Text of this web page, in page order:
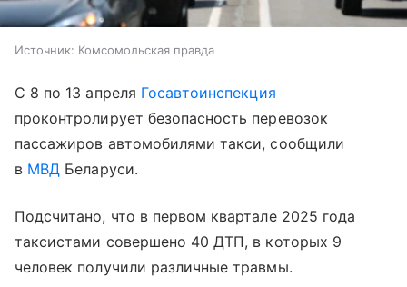
Источник: Комсомольская правда
С 8 по 13 апреля Госавтоинспекция
проконтролирует безопасность перевозок
пассажиров автомобилями такси, сообщили
в МВД Беларуси.
Подсчитано, что в первом квартале 2025 года
таксистами совершено 40 ДТП, в которых 9
человек получили различные травмы.